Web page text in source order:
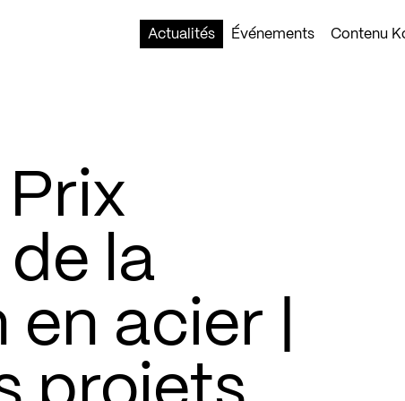
Actualités
Événements Contenu
Prix
de la
acier |